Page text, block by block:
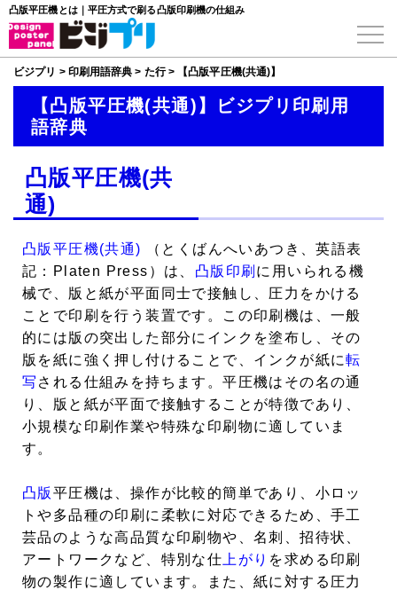
凸版平圧機とは｜平圧方式で刷る凸版印刷機の仕組み
ビジプリ > 印刷用語辞典 > た行> 【凸版平圧機(共通)】
【凸版平圧機(共通)】ビジプリ印刷用
語辞典
凸版平圧機(共
通)
凸版平圧機(共通) （とくばんへいあつき、英語表
記：Platen Press）は、 凸版印刷 に用いられる機
械で、版と紙が平面同士で接触し、圧力をかける
ことで印刷を行う装置です。この印刷機は、一般
的には版の突出した部分にインクを塗布し、その
版を紙に強く押し付けることで、インクが紙に転
写 される仕組みを持ちます。平圧機はその名の通
り、版と紙が平面で接触することが特徴であり、
小規模な印刷作業や特殊な印刷物に適していま
す。
凸版 平圧機は、操作が比較的簡単であり、小ロッ
トや多品種の印刷に柔軟に対応できるため、手工
芸品のような高品質な印刷物や、名刺、招待状、
アートワークなど、特別な仕 上がり を求める印刷
物の製作に適しています。また、紙に対する圧力